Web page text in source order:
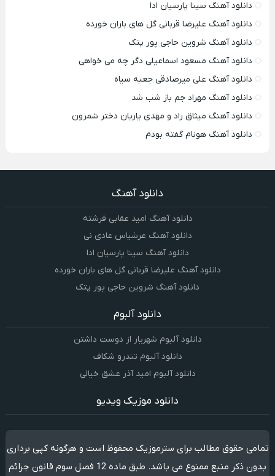
دانلود آهنگ سینا پارسیان ادا
دانلود آهنگ علیرضا قربانی گل های باران خورده
دانلود آهنگ شروین حاجی پور پتک
دانلود آهنگ مسعود اسماعیلی دگر چه می خواهی
دانلود آهنگ علی میرصادقی جعبه سیاه
دانلود آهنگ مهراد جم باز شب شد
دانلود آهنگ میثاق راد و مهدی یاریان دختر شمرون
دانلود آهنگ هونام گفته بودم
دانلود آهنگ
دانلود آهنگ امید عقابی فرشته
دانلود آهنگ عرشیاس عادی نی
دانلود آهنگ سینا پارسیان ادا
دانلود آهنگ علیرضا قربانی گل های باران خورده
دانلود آهنگ شروین حاجی پور پتک
دانلود آلبوم
دانلود آلبوم شهریار از دوست داشتن
دانلود آلبوم تندرو شکاف
دانلود آلبوم امید آذر عشق خیالی
دانلود موزیک ویدیو
تمامی حقوق مطالب برای سترموزیک محفوظ است و هرگونه کپی برداری
بدون ذکر منبع ممنوع می باشد. طبق ماده 12 فصل سوم قانون جرائم